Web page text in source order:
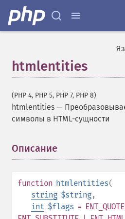
htmlentities
(PHP 4, PHP 5, PHP 7, PHP 8)
htmlentities —
символы в HTML-сущности
Описание
function htmlentities(
string $string,
int $flags =